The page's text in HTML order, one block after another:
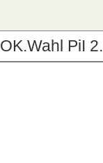
OK.Wahl PiI